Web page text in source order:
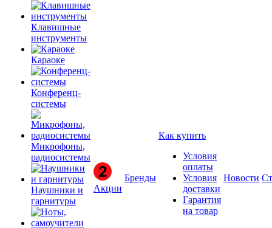
Клавишные
инструменты
Караоке
Конференц-
системы
Микрофоны,
радиосистемы
Наушники и
гарнитуры
Акции
Бренды
Как купить
Условия
оплаты
Условия
доставки
Гарантия
на товар
Новости